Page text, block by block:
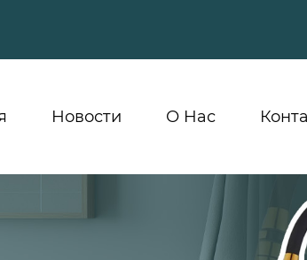
Новости О Hас